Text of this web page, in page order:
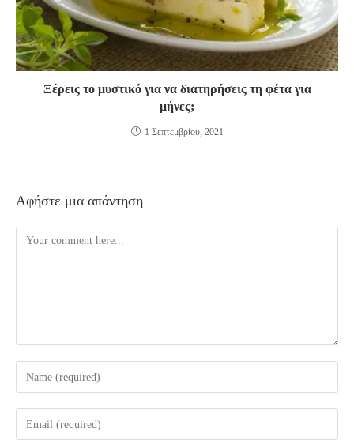
Ξέρεις το μυστικό για να διατηρήσεις τη φέτα για
μήνες;
1 Σεπτεμβρίου, 2021
Αφήστε μια απάντηση
Comment
Enter
your
name
Enter
your